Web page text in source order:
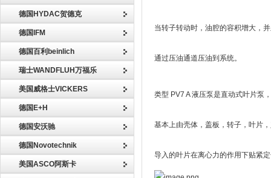
德国HYDAC贺德克
德国IFM
德国百利beinlich
瑞士WANDFLUH万福乐
美国威格士VICKERS
德国E+H
德国安沃驰
德国Novotechnik
美国ASCO阿斯卡
当转子转动时，油腔的容积增大，
通过压油通道压油到系统。
类型 PV7 A 液压泵是直动式叶片泵
基本上由壳体，盖板，转子，叶片
导入的叶片在离心力的作用下贴紧